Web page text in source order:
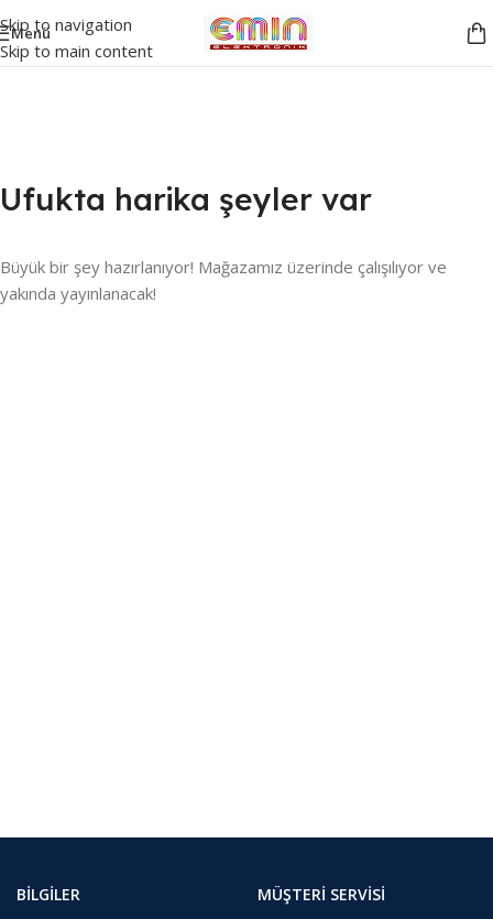
Skip to navigation
Skip to main content
Menü
Ufukta harika şeyler var
Büyük bir şey hazırlanıyor! Mağazamız üzerinde çalışılıyor ve
yakında yayınlanacak!
BILGILER
MÜŞTERI SERVISI